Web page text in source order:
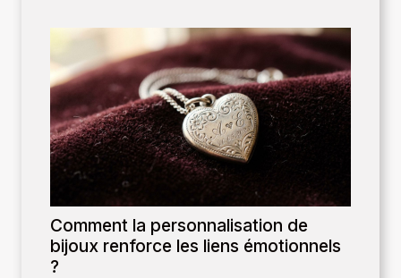
Comment la personnalisation de
bijoux renforce les liens émotionnels
?